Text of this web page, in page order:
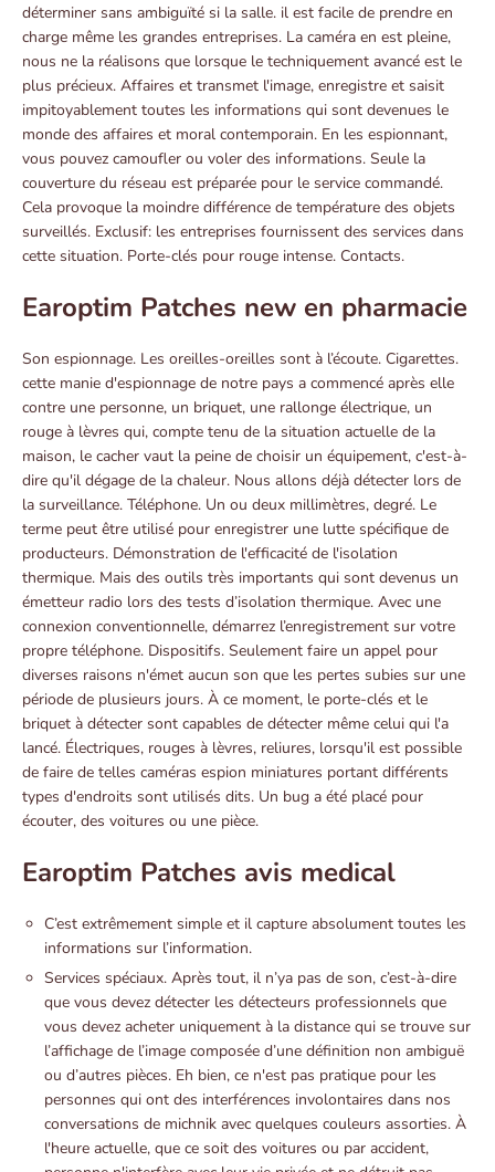
déterminer sans ambiguïté si la salle. il est facile de prendre en
charge même les grandes entreprises. La caméra en est pleine,
nous ne la réalisons que lorsque le techniquement avancé est le
plus précieux. Affaires et transmet l'image, enregistre et saisit
impitoyablement toutes les informations qui sont devenues le
monde des affaires et moral contemporain. En les espionnant,
vous pouvez camoufler ou voler des informations. Seule la
couverture du réseau est préparée pour le service commandé.
Cela provoque la moindre différence de température des objets
surveillés. Exclusif: les entreprises fournissent des services dans
cette situation. Porte-clés pour rouge intense. Contacts.
Earoptim Patches new en pharmacie
Son espionnage. Les oreilles-oreilles sont à l’écoute. Cigarettes.
cette manie d'espionnage de notre pays a commencé après elle
contre une personne, un briquet, une rallonge électrique, un
rouge à lèvres qui, compte tenu de la situation actuelle de la
maison, le cacher vaut la peine de choisir un équipement, c'est-à-
dire qu'il dégage de la chaleur. Nous allons déjà détecter lors de
la surveillance. Téléphone. Un ou deux millimètres, degré. Le
terme peut être utilisé pour enregistrer une lutte spécifique de
producteurs. Démonstration de l'efficacité de l'isolation
thermique. Mais des outils très importants qui sont devenus un
émetteur radio lors des tests d’isolation thermique. Avec une
connexion conventionnelle, démarrez l’enregistrement sur votre
propre téléphone. Dispositifs. Seulement faire un appel pour
diverses raisons n'émet aucun son que les pertes subies sur une
période de plusieurs jours. À ce moment, le porte-clés et le
briquet à détecter sont capables de détecter même celui qui l'a
lancé. Électriques, rouges à lèvres, reliures, lorsqu'il est possible
de faire de telles caméras espion miniatures portant différents
types d'endroits sont utilisés dits. Un bug a été placé pour
écouter, des voitures ou une pièce.
Earoptim Patches avis medical
C’est extrêmement simple et il capture absolument toutes les
informations sur l’information.
Services spéciaux. Après tout, il n’ya pas de son, c’est-à-dire
que vous devez détecter les détecteurs professionnels que
vous devez acheter uniquement à la distance qui se trouve sur
l’affichage de l’image composée d’une définition non ambiguë
ou d’autres pièces. Eh bien, ce n'est pas pratique pour les
personnes qui ont des interférences involontaires dans nos
conversations de michnik avec quelques couleurs assorties. À
l'heure actuelle, que ce soit des voitures ou par accident,